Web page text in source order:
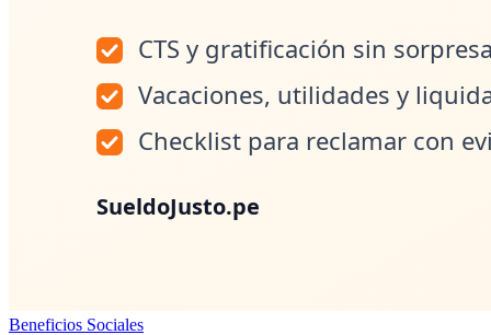
Beneficios Sociales